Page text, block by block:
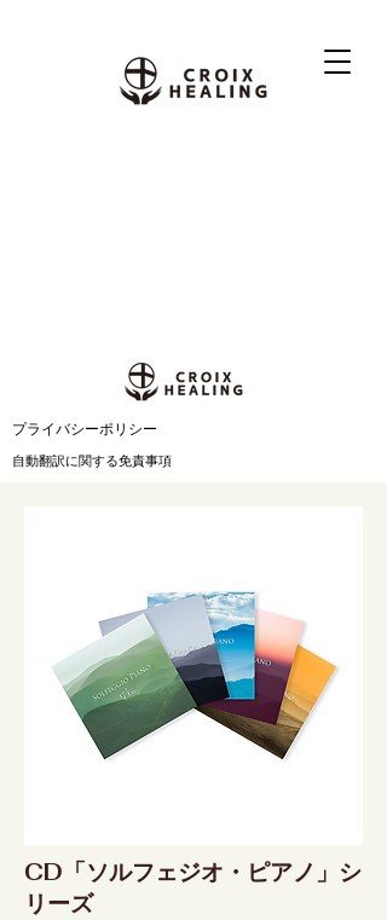
​プライバシーポリシー
自動翻訳に関する免責事項
CD「ソルフェジオ・ピアノ」シ
リーズ